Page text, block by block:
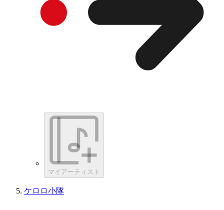
マイアーティスト
ケロロ小隊